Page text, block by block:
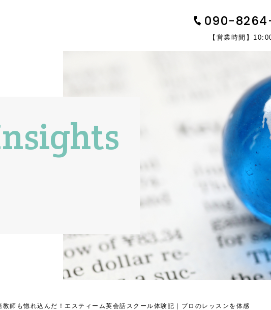
090-
【営業時間】
エス
キャ
教師も惚れ込んだ！エスティーム英会話スクール体験記｜プロのレッスンを体感